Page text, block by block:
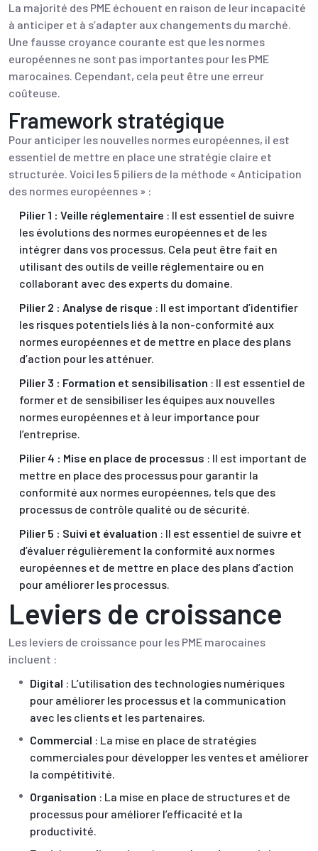
La majorité des PME échouent en raison de leur incapacité
à anticiper et à s’adapter aux changements du marché.
Une fausse croyance courante est que les normes
européennes ne sont pas importantes pour les PME
marocaines. Cependant, cela peut être une erreur
coûteuse.
Framework stratégique
Pour anticiper les nouvelles normes européennes, il est
essentiel de mettre en place une stratégie claire et
structurée. Voici les 5 piliers de la méthode « Anticipation
des normes européennes » :
Pilier 1 : Veille réglementaire : Il est essentiel de suivre
les évolutions des normes européennes et de les
intégrer dans vos processus. Cela peut être fait en
utilisant des outils de veille réglementaire ou en
collaborant avec des experts du domaine.
Pilier 2 : Analyse de risque : Il est important d’identifier
les risques potentiels liés à la non-conformité aux
normes européennes et de mettre en place des plans
d’action pour les atténuer.
Pilier 3 : Formation et sensibilisation : Il est essentiel de
former et de sensibiliser les équipes aux nouvelles
normes européennes et à leur importance pour
l’entreprise.
Pilier 4 : Mise en place de processus : Il est important de
mettre en place des processus pour garantir la
conformité aux normes européennes, tels que des
processus de contrôle qualité ou de sécurité.
Pilier 5 : Suivi et évaluation : Il est essentiel de suivre et
d’évaluer régulièrement la conformité aux normes
européennes et de mettre en place des plans d’action
pour améliorer les processus.
Leviers de croissance
Les leviers de croissance pour les PME marocaines
incluent :
Digital : L’utilisation des technologies numériques
pour améliorer les processus et la communication
avec les clients et les partenaires.
Commercial : La mise en place de stratégies
commerciales pour développer les ventes et améliorer
la compétitivité.
Organisation : La mise en place de structures et de
processus pour améliorer l’efficacité et la
productivité.